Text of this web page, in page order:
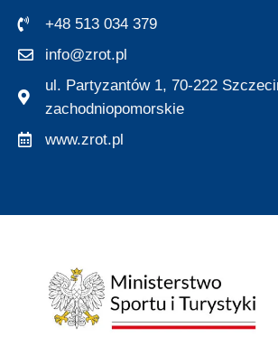
+48 513 034 379
info@zrot.pl
ul. Partyzantów 1, 70-222
zachodniopomorskie
www.zrot.pl